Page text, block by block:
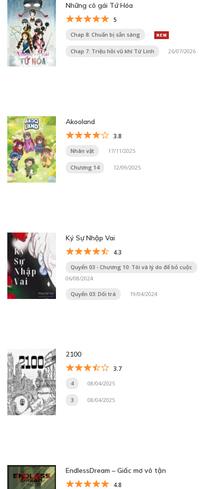
Những cô gái Tứ Hóa
5
Chap 8: Chuẩn bị sẵn sàng
Chap 7: Triệu hồi vũ khí Tứ Linh 26/07/2026
Akooland
3.8
Nhân vật 17/11/2025
Chương 14 12/09/2025
Ký Sự Nhập Vai
4.3
Quyển 03 - Chương 10: Tôi và lý do để bỏ cuộc
06/08/2024
Quyển 03: Dối trá 19/04/2024
2100
3.7
4 08/04/2025
3 08/04/2025
EndlessDream – Giấc mơ vô tận
4.8